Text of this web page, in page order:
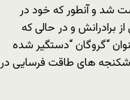
۱۷ سالگی بازداشت شد و آنطور که خود در
برادرانش و در حالی که
“گروگان “دستگیر شده
های طاقت فرسایی در